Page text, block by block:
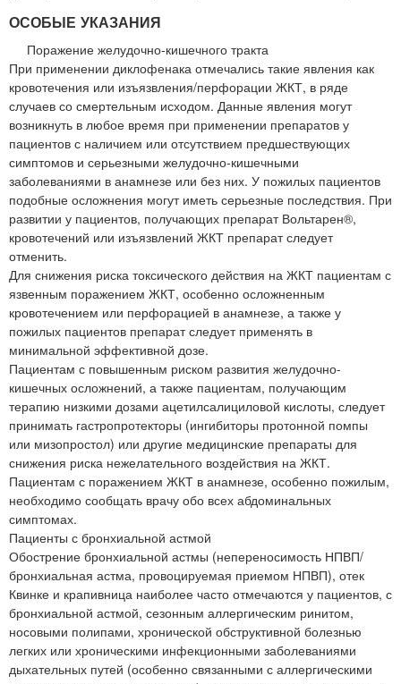
ОСОБЫЕ УКАЗАНИЯ
Поражение желудочно-кишечного тракта
При применении диклофенака отмечались такие явления как
кровотечения или изъязвления/перфорации ЖКТ, в ряде
случаев со смертельным исходом. Данные явления могут
возникнуть в любое время при применении препаратов у
пациентов с наличием или отсутствием предшествующих
симптомов и серьезными желудочно-кишечными
заболеваниями в анамнезе или без них. У пожилых пациентов
подобные осложнения могут иметь серьезные последствия. При
развитии у пациентов, получающих препарат Вольтарен®,
кровотечений или изъязвлений ЖКТ препарат следует
отменить.
Для снижения риска токсического действия на ЖКТ пациентам с
язвенным поражением ЖКТ, особенно осложненным
кровотечением или перфорацией в анамнезе, а также у
пожилых пациентов препарат следует применять в
минимальной эффективной дозе.
Пациентам с повышенным риском развития желудочно-
кишечных осложнений, а также пациентам, получающим
терапию низкими дозами ацетилсалициловой кислоты, следует
принимать гастропротекторы (ингибиторы протонной помпы
или мизопростол) или другие медицинские препараты для
снижения риска нежелательного воздействия на ЖКТ.
Пациентам с поражением ЖКТ в анамнезе, особенно пожилым,
необходимо сообщать врачу обо всех абдоминальных
симптомах.
Пациенты с бронхиальной астмой
Обострение бронхиальной астмы (непереносимость НПВП/
бронхиальная астма, провоцируемая приемом НПВП), отек
Квинке и крапивница наиболее часто отмечаются у пациентов, с
бронхиальной астмой, сезонным аллергическим ринитом,
носовыми полипами, хронической обструктивной болезнью
легких или хроническими инфекционными заболеваниями
дыхательных путей (особенно связанными с аллергическими